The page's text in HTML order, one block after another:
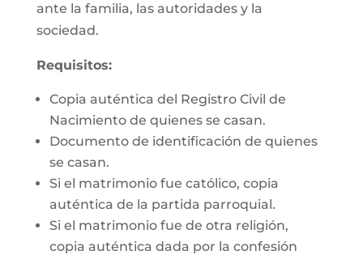
ante la familia, las autoridades y la
sociedad.
Requisitos:
Copia auténtica del Registro Civil de
Nacimiento de quienes se casan.
Documento de identificación de quienes
se casan.
Si el matrimonio fue católico, copia
auténtica de la partida parroquial.
Si el matrimonio fue de otra religión,
copia auténtica dada por la confesión